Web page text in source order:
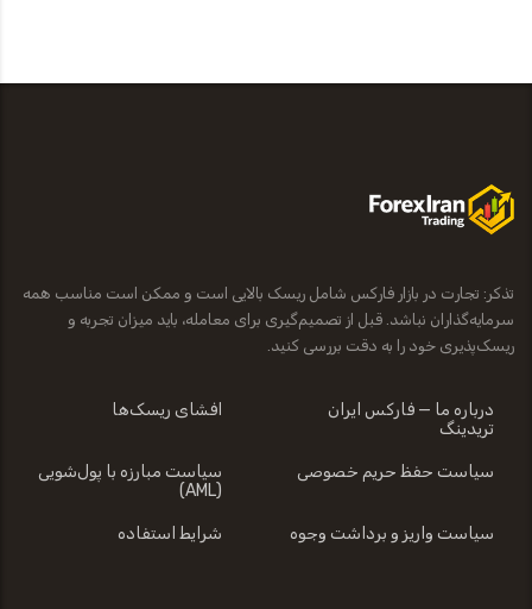
تذکر: تجارت در بازار فارکس شامل ریسک بالایی است و ممکن است مناسب همه
سرمایه‌گذاران نباشد. قبل از تصمیم‌گیری برای معامله، باید میزان تجربه و
ریسک‌پذیری خود را به دقت بررسی کنید.
درباره ما — فارکس ایران
تریدینگ
افشای ریسک‌ها
سیاست حفظ حریم خصوصی
سیاست مبارزه با پول‌شویی
(AML)
سیاست واریز و برداشت وجوه شرایط استفاده